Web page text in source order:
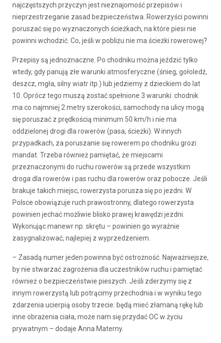
najczęstszych przyczyn jest nieznajomość przepisów i
nieprzestrzeganie zasad bezpieczeństwa. Rowerzyści powinni
poruszać się po wyznaczonych ścieżkach, na które piesi nie
powinni wchodzić. Co, jeśli w pobliżu nie ma ścieżki rowerowej?
Przepisy są jednoznaczne. Po chodniku można jeździć tylko
wtedy, gdy panują złe warunki atmosferyczne (śnieg, gołoledź,
deszcz, mgła, silny wiatr itp.) lub jedziemy z dzieckiem do lat
10. Oprócz tego muszą zostać spełnione 3 warunki: chodnik
ma co najmniej 2 metry szerokości, samochody na ulicy mogą
się poruszać z prędkością minimum 50 km/h i nie ma
oddzielonej drogi dla rowerów (pasa, ścieżki). W innych
przypadkach, za poruszanie się rowerem po chodniku grozi
mandat. Trzeba również pamiętać, że miejscami
przeznaczonymi do ruchu rowerów są przede wszystkim
droga dla rowerów i pas ruchu dla rowerów oraz pobocze. Jeśli
brakuje takich miejsc, rowerzysta porusza się po jezdni. W
Polsce obowiązuje ruch prawostronny, dlatego rowerzysta
powinien jechać możliwie blisko prawej krawędzi jezdni.
Wykonując manewr np. skrętu – powinien go wyraźnie
zasygnalizować, najlepiej z wyprzedzeniem.
– Zasadą numer jeden powinna być ostrożność. Najważniejsze,
by nie stwarzać zagrożenia dla uczestników ruchu i pamiętać
również o bezpieczeństwie pieszych. Jeśli zderzymy się z
innym rowerzystą lub potrącimy przechodnia i w wyniku tego
zdarzenia ucierpią osoby trzecie: będą mieć złamaną rękę lub
inne obrażenia ciała, może nam się przydać OC w życiu
prywatnym – dodaje Anna Materny.